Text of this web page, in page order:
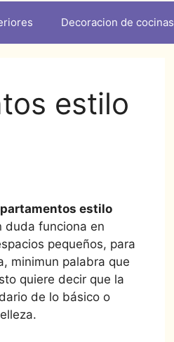
Decoracion de cocinas
estilo
estilo
duda funciona en
pequeños, para
minimun palabra que
quiere decir que la
de lo básico o